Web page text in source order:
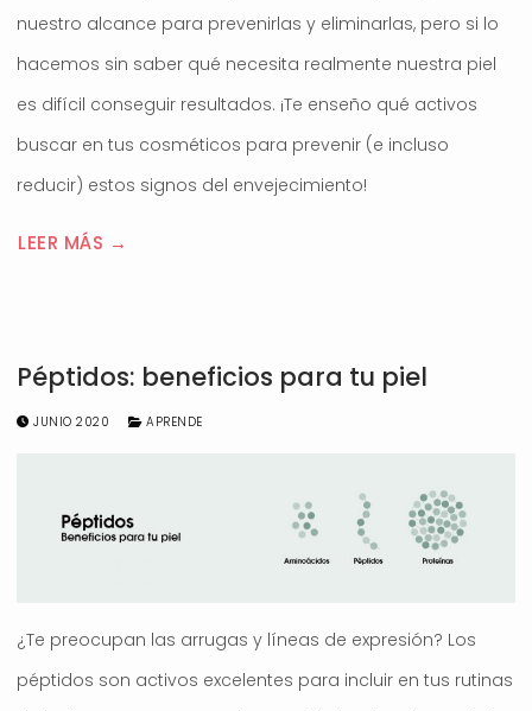
nuestro alcance para prevenirlas y eliminarlas, pero si lo
hacemos sin saber qué necesita realmente nuestra piel
es difícil conseguir resultados. ¡Te enseño qué activos
buscar en tus cosméticos para prevenir (e incluso
reducir) estos signos del envejecimiento!
LEER MÁS →
Péptidos: beneficios para tu piel
JUNIO 2020 APRENDE
¿Te preocupan las arrugas y líneas de expresión? Los
péptidos son activos excelentes para incluir en tus rutinas